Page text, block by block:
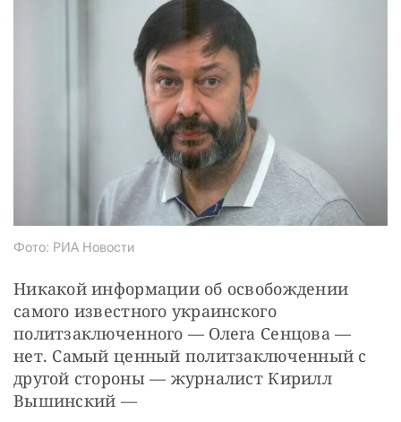
Фото: РИА Новости
Никакой информации об освобождении
самого известного украинского
политзаключенного — Олега Сенцова —
нет. Самый ценный политзаключенный с
другой стороны — журналист Кирилл
Вышинский —